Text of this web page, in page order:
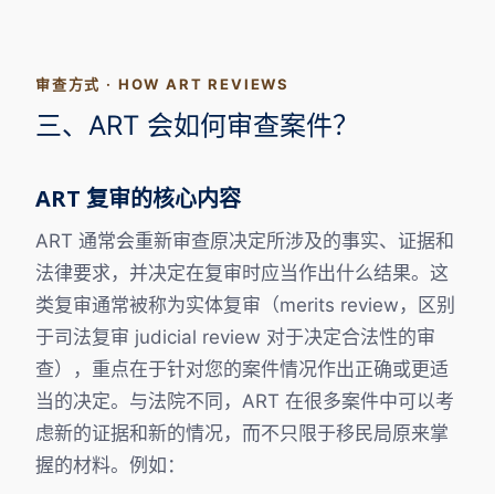
审查方式 · HOW ART REVIEWS
三、ART 会如何审查案件？
ART 复审的核心内容
ART 通常会重新审查原决定所涉及的事实、证据和
法律要求，并决定在复审时应当作出什么结果。这
类复审通常被称为实体复审（merits review，区别
于司法复审 judicial review 对于决定合法性的审
查），重点在于针对您的案件情况作出正确或更适
当的决定。与法院不同，ART 在很多案件中可以考
虑新的证据和新的情况，而不只限于移民局原来掌
握的材料。例如：